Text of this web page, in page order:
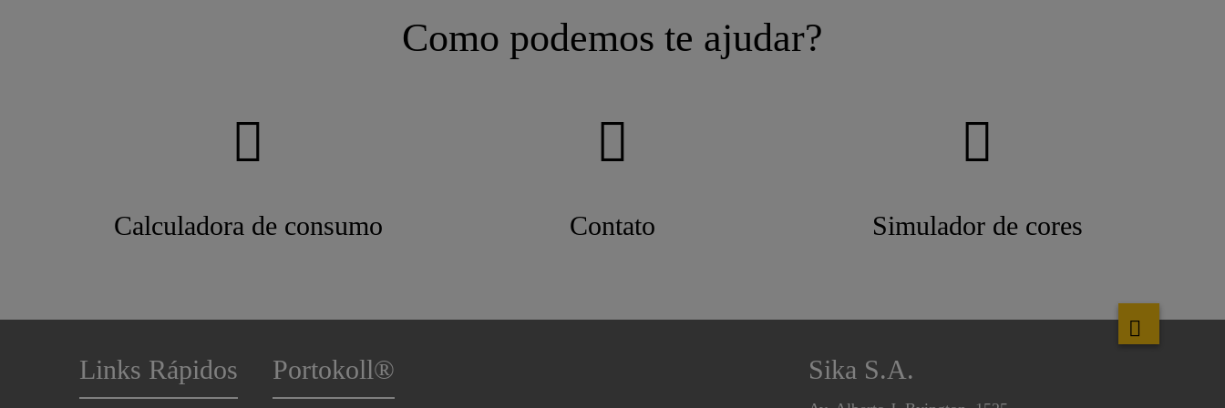
Como podemos te ajudar?
Calculadora de consumo Contato Simulador de cores
Links Rápidos Portokoll® Sika S.A.